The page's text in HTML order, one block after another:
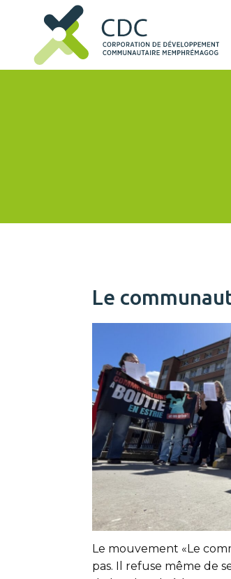
Le
Le mouvement «Le
pas. Il refuse même de